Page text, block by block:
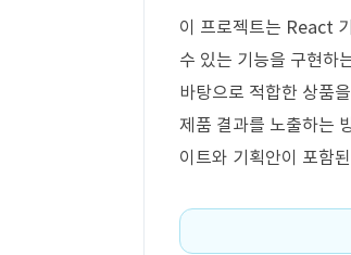
이 프로젝트는 React
수 있는 기능을 구현하
바탕으로 적합한 상품
제품 결과를 노출하는
이트와 기획안이 포함